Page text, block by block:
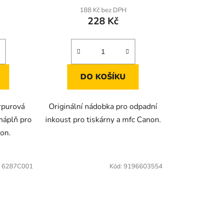
pro
188 Kč bez DPH
228 Kč
DO KOŠÍKU
Originální nádobka pro odpadní
inkoust pro tiskárny a mfc Canon.
6287C001 Kód: 9196603554